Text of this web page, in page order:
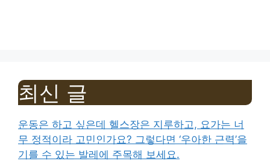
최신 글
운동은 하고 싶은데 헬스장은 지루하고, 요가는 너
무 정적이라 고민인가요? 그렇다면 ‘우아한 근력’을
기를 수 있는 발레에 주목해 보세요.